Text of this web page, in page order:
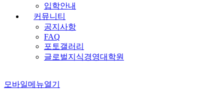
입학안내
커뮤니티
공지사항
FAQ
포토갤러리
글로벌지식경영대학원
모바일메뉴열기